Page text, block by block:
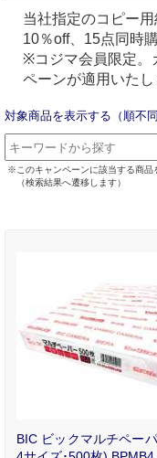
当社指定のコピー
10％off、15点同時
※コジマ会員限定。
ペーンが適用いたし
対象商品を表示する（順不同
※このキャンペーンに該当する商品
（検索結果へ遷移します）
BIC ビックマルチペー